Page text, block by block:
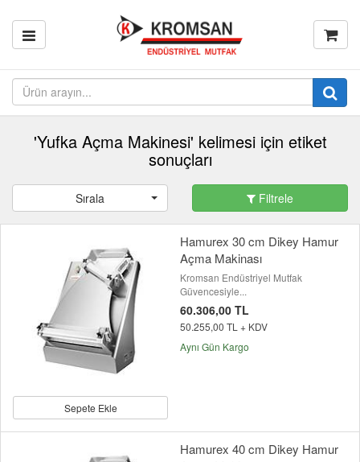
'Yufka Açma Makinesi' kelimesi için etiket
sonuçları
Sırala Filtrele
Sepete Ekle
Hamurex 30 cm Dikey Hamur
Açma Makinası
Kromsan Endüstriyel Mutfak
Güvencesiyle...
60.306,00 TL
50.255,00 TL + KDV
Aynı Gün Kargo
Hamurex 40 cm Dikey Hamur